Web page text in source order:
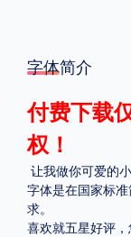
POP字体下载
字体新闻
字体简介
付费下载
权！
让我做你可爱的
字体是在国家标
求。
喜欢就五星好评